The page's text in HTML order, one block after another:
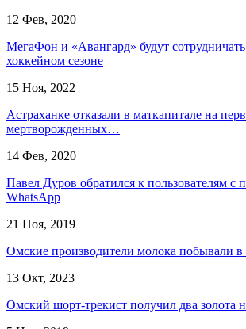
12 Фев, 2020
МегаФон и «Авангард» будут
хоккейном сезоне
15 Ноя, 2022
Астраханке отказали в маткапитале на
мертворожденных…
14 Фев, 2020
Павел Дуров обратился к пользователям с
WhatsApp
21 Ноя, 2019
Омские производители молока побывали
13 Окт, 2023
Омский шорт-трекист получил два золота